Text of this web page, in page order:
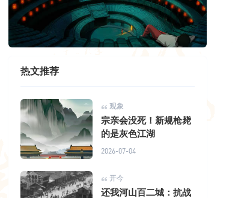
热文推荐
观象
宗亲会没死！新规枪毙
的是灰色江湖
2026-07-04
开今
还我河山百二城：抗战